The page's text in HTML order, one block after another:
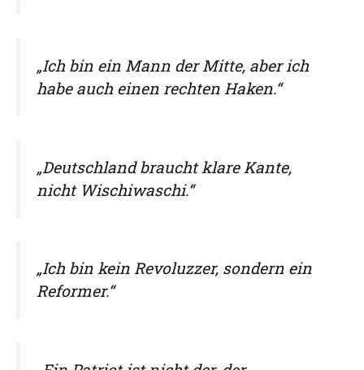
„Ich bin ein Mann der Mitte, aber ich
habe auch einen rechten Haken.“
„Deutschland braucht klare Kante,
nicht Wischiwaschi.“
„Ich bin kein Revoluzzer, sondern ein
Reformer.“